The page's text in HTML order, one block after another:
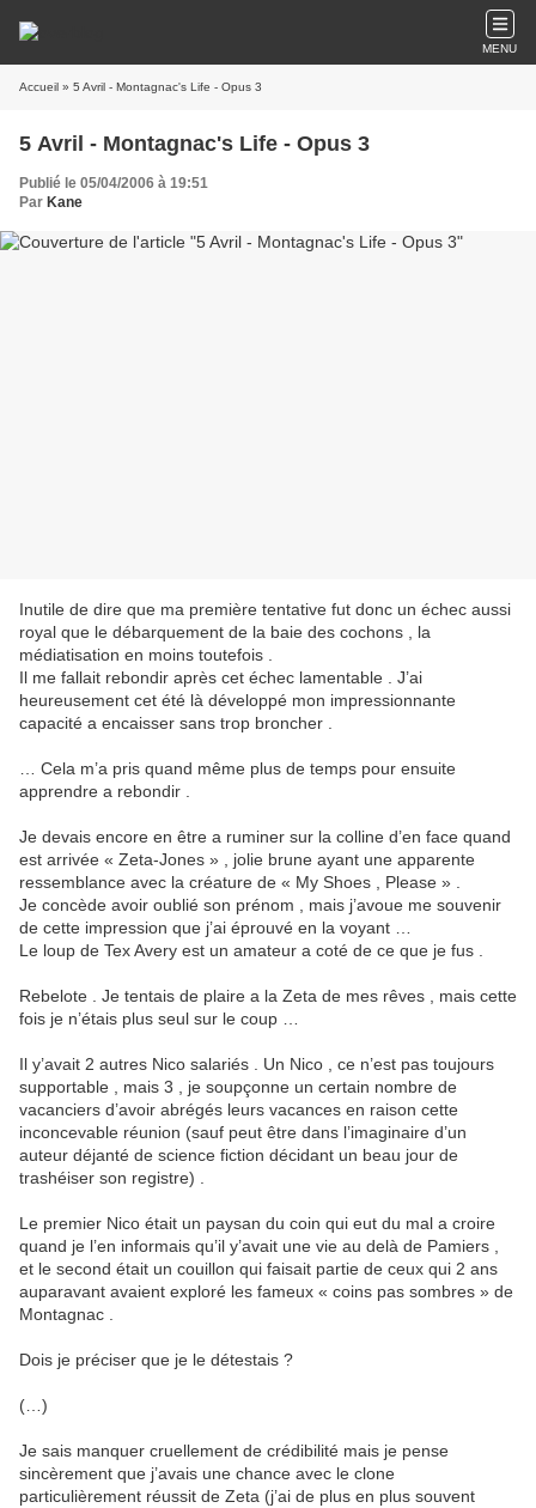
MENU
Accueil » 5 Avril - Montagnac's Life - Opus 3
5 Avril - Montagnac's Life - Opus 3
Publié le 05/04/2006 à 19:51
Par Kane
Inutile de dire que ma première tentative fut donc un échec aussi
royal que le débarquement de la baie des cochons , la
médiatisation en moins toutefois .
Il me fallait rebondir après cet échec lamentable . J’ai
heureusement cet été là développé mon impressionnante
capacité a encaisser sans trop broncher .
… Cela m’a pris quand même plus de temps pour ensuite
apprendre a rebondir .
Je devais encore en être a ruminer sur la colline d’en face quand
est arrivée « Zeta-Jones » , jolie brune ayant une apparente
ressemblance avec la créature de « My Shoes , Please » .
Je concède avoir oublié son prénom , mais j’avoue me souvenir
de cette impression que j’ai éprouvé en la voyant …
Le loup de Tex Avery est un amateur a coté de ce que je fus .
Rebelote . Je tentais de plaire a la Zeta de mes rêves , mais cette
fois je n’étais plus seul sur le coup …
Il y’avait 2 autres Nico salariés . Un Nico , ce n’est pas toujours
supportable , mais 3 , je soupçonne un certain nombre de
vacanciers d’avoir abrégés leurs vacances en raison cette
inconcevable réunion (sauf peut être dans l’imaginaire d’un
auteur déjanté de science fiction décidant un beau jour de
trashéiser son registre) .
Le premier Nico était un paysan du coin qui eut du mal a croire
quand je l’en informais qu’il y’avait une vie au delà de Pamiers ,
et le second était un couillon qui faisait partie de ceux qui 2 ans
auparavant avaient exploré les fameux « coins pas sombres » de
Montagnac .
Dois je préciser que je le détestais ?
(…)
Je sais manquer cruellement de crédibilité mais je pense
sincèrement que j’avais une chance avec le clone
particulièrement réussit de Zeta (j’ai de plus en plus souvent